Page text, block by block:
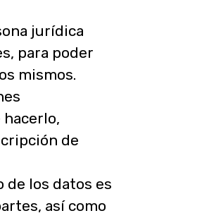
jurídica
para poder
mismos.
de
de los datos es
así como